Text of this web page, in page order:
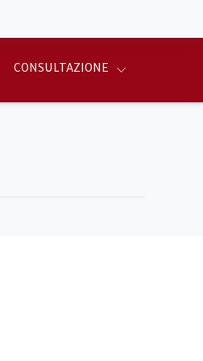
CONSULTAZIONE